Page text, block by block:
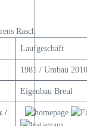
Laufgeschäft
1981 / Umbau 2010
Eigenbau Breul
/